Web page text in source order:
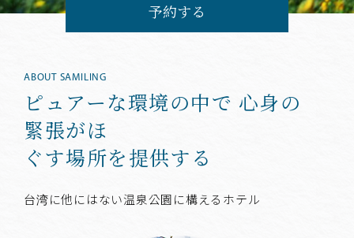
予約する
ABOUT SAMILING
ピュアーな環境の中で 心身の
緊張がほ
ぐす場所を提供する
台湾に他にはない温泉公園に構えるホテル